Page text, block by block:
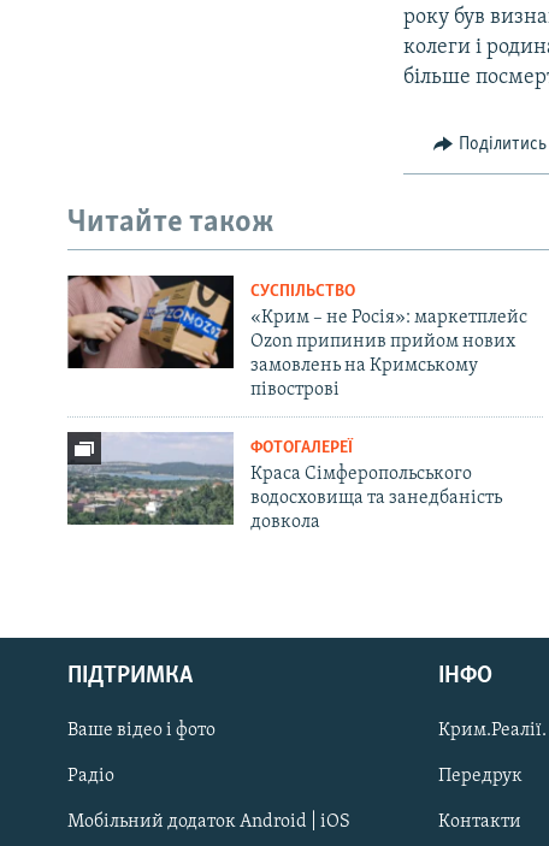
Русский
Qırımtatar
ДОЛУЧАЙСЯ!
року був
колеги і
більше
Поділитись
Читайте також
СУСПІЛЬСТВО
«Крим – не Росія»: маркетплейс
Ozon припинив прийом нових
замовлень на Кримському
півострові
ФОТОГАЛЕРЕЇ
Краса Сімферопольського
водосховища та занедбаність
довкола
ПІДТРИМКА
Ваше відео і фото
Радіо
Мобільний додаток Android | iOS
ІНФО
Передрук
Контакти